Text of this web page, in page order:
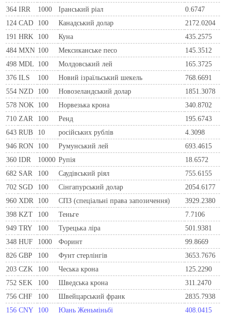
364 IRR 1000 Іранський ріал
0.6747
124 CAD 100 Канадський долар
2172.0204
191 HRK 100 Куна
435.2575
484 MXN 100 Мексиканське песо
145.3512
498 MDL 100 Молдовський лей
165.3725
376 ILS 100 Новий ізраїльський шекель
768.6691
554 NZD 100 Новозеландський долар
1851.3078
578 NOK 100 Норвезька крона
340.8702
710 ZAR 100 Ренд
195.6743
643 RUB 10 російських рублів
4.3098
946 RON 100 Румунський лей
693.4615
360 IDR 10000 Рупія
18.6572
682 SAR 100 Саудівський ріял
755.6155
702 SGD 100 Сінгапурський долар
2054.6177
960 XDR 100 СПЗ (спеціальні права запозичення)
3929.2380
398 KZT 100 Теньге
7.7106
949 TRY 100 Турецька ліра
501.9381
348 HUF 1000 Форинт
99.8669
826 GBP 100 Фунт стерлінгів
3653.7676
203 CZK 100 Чеська крона
125.2290
752 SEK 100 Шведська крона
311.2470
756 CHF 100 Швейцарський франк
2835.7938
156 CNY 100 Юань Женьміньбі 408.0415